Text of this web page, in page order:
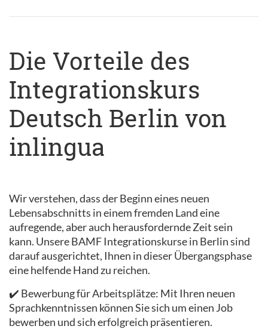
Die Vorteile des
Integrationskurs
Deutsch Berlin von
inlingua
Wir verstehen, dass der Beginn eines neuen
Lebensabschnitts in einem fremden Land eine
aufregende, aber auch herausfordernde Zeit sein
kann. Unsere BAMF Integrationskurse in Berlin sind
darauf ausgerichtet, Ihnen in dieser Übergangsphase
eine helfende Hand zu reichen.
✔️ Bewerbung für Arbeitsplätze: Mit Ihren neuen
Sprachkenntnissen können Sie sich um einen Job
bewerben und sich erfolgreich präsentieren.